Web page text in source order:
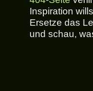
Inspiration
Ersetze das
und schau,